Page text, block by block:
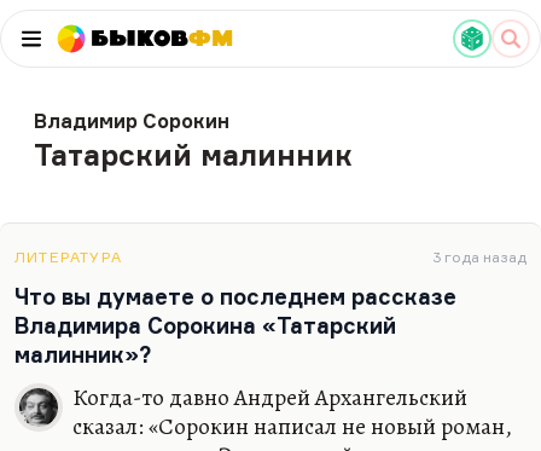
БыковФМ
Владимир Сорокин
Татарский малинник
ЛИТЕРАТУРА 3 года назад
Что вы думаете о последнем рассказе
Владимира Сорокина «Татарский
малинник»?
Когда-то давно Андрей Архангельский
сказал: «Сорокин написал не новый роман,